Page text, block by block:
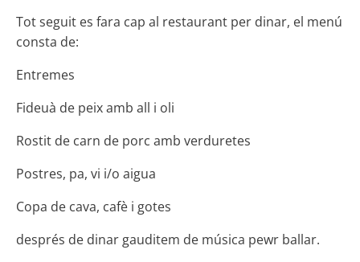
Tot seguit es fara cap al restaurant per dinar, el menú
consta de:
Entremes
Fideuà de peix amb all i oli
Rostit de carn de porc amb verduretes
Postres, pa, vi i/o aigua
Copa de cava, cafè i gotes
després de dinar gauditem de música pewr ballar.